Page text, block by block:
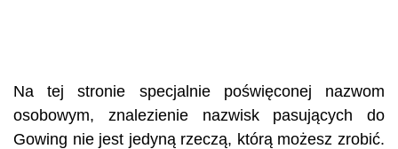
Na tej stronie specjalnie poświęconej nazwom
osobowym, znalezienie nazwisk pasujących do
Gowing nie jest jedyną rzeczą, którą możesz zrobić.